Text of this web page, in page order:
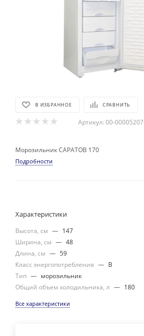
В ИЗБРАННОЕ СРАВНИТЬ
Артикул: 00-00005207
Морозильник САРАТОВ 170
Подробности
Характеристики
Высота, см — 147
Ширина, см — 48
Длина, см — 59
Класс энергопотребления — В
Тип — морозильник
Общий объем холодильника, л — 180
Все характеристики